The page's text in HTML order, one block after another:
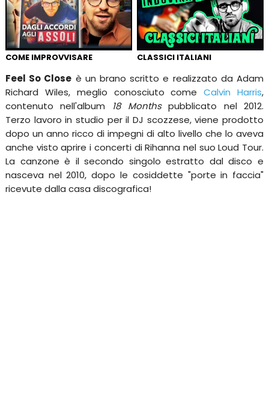
COME IMPROVVISARE CLASSICI ITALIANI
Feel So Close è un brano scritto e realizzato da Adam
Richard Wiles, meglio conosciuto comeCalvin Harris,
contenuto nell'album 18 Monthspubblicato nel 2012.
Terzo lavoro in studio per il DJ scozzese, viene prodotto
dopo un anno ricco di impegni di alto livello che lo aveva
anche visto aprire i concerti di Rihanna nel suo Loud Tour.
La canzone è il secondo singolo estratto dal disco e
nasceva nel 2010, dopo le cosiddette "porte in faccia"
ricevute dalla casa discografica!